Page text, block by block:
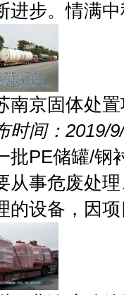
进步。情满
南京固体处
时间：2019/
批PE储罐/钢
从事危废处
的设备，因